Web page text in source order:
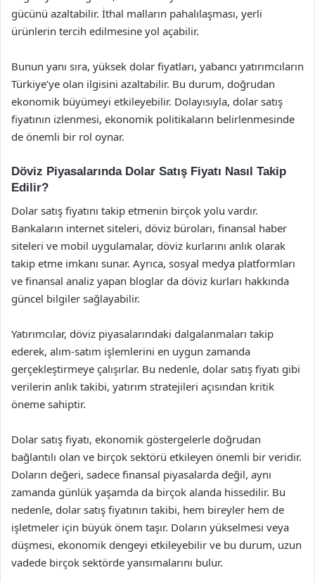
gücünü azaltabilir. İthal malların pahalılaşması, yerli
ürünlerin tercih edilmesine yol açabilir.
Bunun yanı sıra, yüksek dolar fiyatları, yabancı yatırımcıların
Türkiye’ye olan ilgisini azaltabilir. Bu durum, doğrudan
ekonomik büyümeyi etkileyebilir. Dolayısıyla, dolar satış
fiyatının izlenmesi, ekonomik politikaların belirlenmesinde
de önemli bir rol oynar.
Döviz Piyasalarında Dolar Satış Fiyatı Nasıl Takip
Edilir?
Dolar satış fiyatını takip etmenin birçok yolu vardır.
Bankaların internet siteleri, döviz büroları, finansal haber
siteleri ve mobil uygulamalar, döviz kurlarını anlık olarak
takip etme imkanı sunar. Ayrıca, sosyal medya platformları
ve finansal analiz yapan bloglar da döviz kurları hakkında
güncel bilgiler sağlayabilir.
Yatırımcılar, döviz piyasalarındaki dalgalanmaları takip
ederek, alım-satım işlemlerini en uygun zamanda
gerçekleştirmeye çalışırlar. Bu nedenle, dolar satış fiyatı gibi
verilerin anlık takibi, yatırım stratejileri açısından kritik
öneme sahiptir.
Dolar satış fiyatı, ekonomik göstergelerle doğrudan
bağlantılı olan ve birçok sektörü etkileyen önemli bir veridir.
Doların değeri, sadece finansal piyasalarda değil, aynı
zamanda günlük yaşamda da birçok alanda hissedilir. Bu
nedenle, dolar satış fiyatının takibi, hem bireyler hem de
işletmeler için büyük önem taşır. Doların yükselmesi veya
düşmesi, ekonomik dengeyi etkileyebilir ve bu durum, uzun
vadede birçok sektörde yansımalarını bulur.